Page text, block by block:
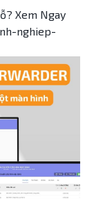
Xem Ngay
nghiep-